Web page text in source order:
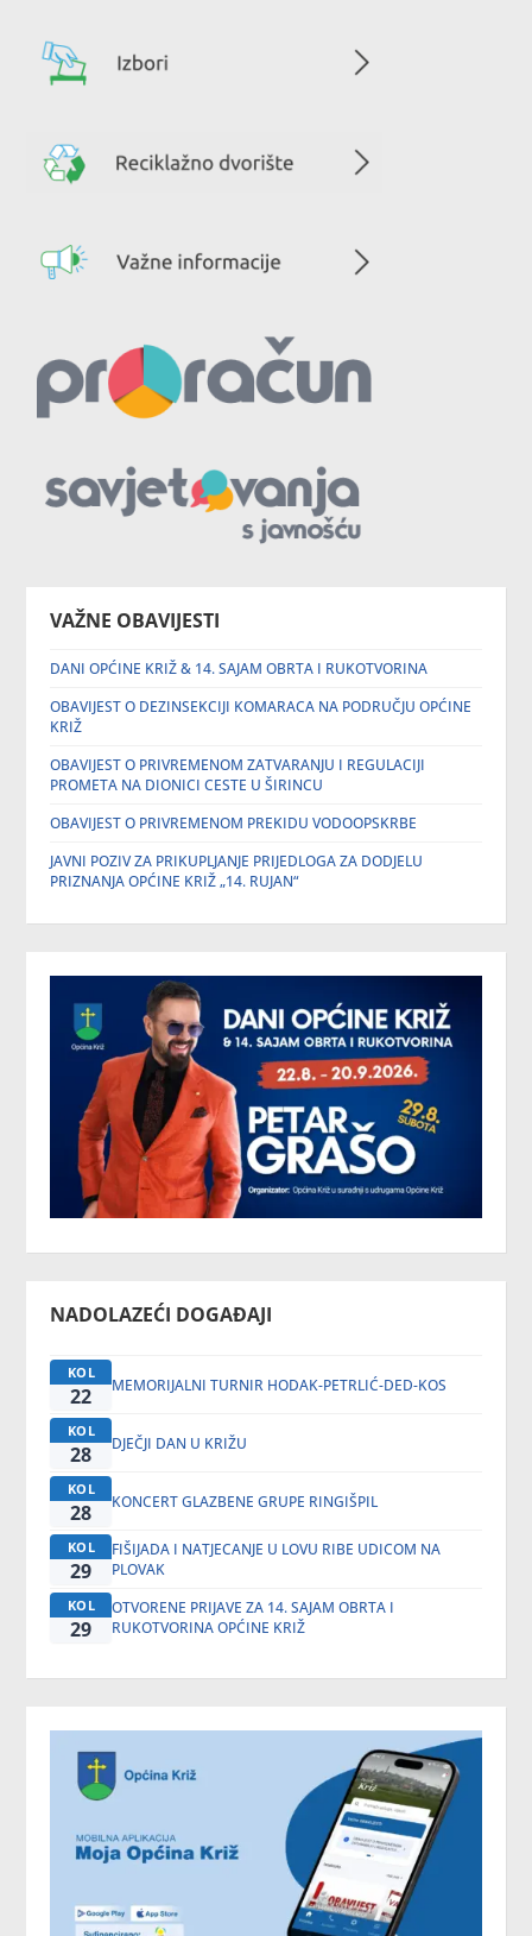
VAŽNE OBAVIJESTI
DANI OPĆINE KRIŽ & 14. SAJAM OBRTA I RUKOTVORINA
OBAVIJEST O DEZINSEKCIJI KOMARACA NA PODRUČJU OPĆINE
KRIŽ
OBAVIJEST O PRIVREMENOM ZATVARANJU I REGULACIJI
PROMETA NA DIONICI CESTE U ŠIRINCU
OBAVIJEST O PRIVREMENOM PREKIDU VODOOPSKRBE
JAVNI POZIV ZA PRIKUPLJANJE PRIJEDLOGA ZA DODJELU
PRIZNANJA OPĆINE KRIŽ „14. RUJAN“
NADOLAZEĆI DOGAĐAJI
KOL
22 MEMORIJALNI TURNIR HODAK-PETRLIĆ-DED-KOS
KOL
28 DJEČJI DAN U KRIŽU
KOL
28 KONCERT GLAZBENE GRUPE RINGIŠPIL
KOL
29
FIŠIJADA I NATJECANJE U LOVU RIBE UDICOM NA
PLOVAK
KOL
29
OTVORENE PRIJAVE ZA 14. SAJAM OBRTA I
RUKOTVORINA OPĆINE KRIŽ